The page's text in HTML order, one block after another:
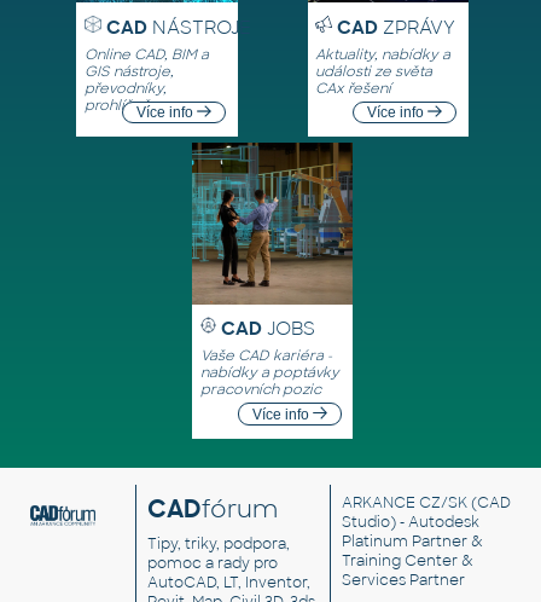
CADNÁSTROJE
Online CAD, BIM a
GIS nástroje,
převodníky,
prohlížečeVíce info
CADZPRÁVY
Aktuality, nabídky a
události ze světa
CAx řešení
Více info
CAD JOBS
Vaše CAD kariéra -
nabídky a poptávky
pracovních pozic
Více info
CADfórum
Tipy, triky, podpora,
pomoc a rady pro
AutoCAD, LT, Inventor,
ARKANCE CZ/SK(CAD
Studio) - Autodesk
Platinum Partner &
Training Center &
Services Partner